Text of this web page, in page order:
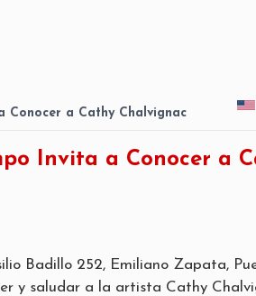
Conocer a Cathy Chalvignac
Invita a Conocer a
Badillo 252, Emiliano Zapata,
y saludar a la artista Cathy